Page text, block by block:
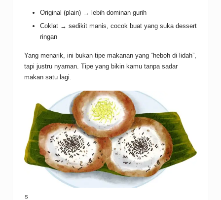
Original (plain) → lebih dominan gurih
Coklat → sedikit manis, cocok buat yang suka dessert
ringan
Yang menarik, ini bukan tipe makanan yang “heboh di lidah”,
tapi justru nyaman. Tipe yang bikin kamu tanpa sadar
makan satu lagi.
S